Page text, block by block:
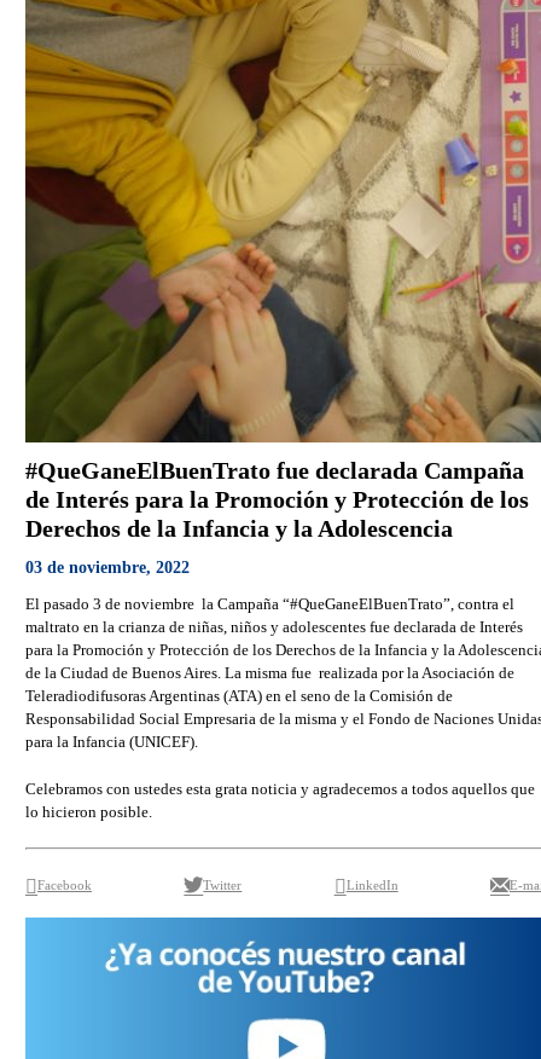
#QueGaneElBuenTrato fue declarada Campaña
de Interés para la Promoción y Protección de los
Derechos de la Infancia y la Adolescencia
03 de noviembre, 2022
El pasado 3 de noviembre la Campaña “#QueGaneElBuenTrato”, contra el
maltrato en la crianza de niñas, niños y adolescentes fue declarada de Interés
para la Promoción y Protección de los Derechos de la Infancia y la
de la Ciudad de Buenos Aires. La misma fue realizada por la Asociación de
Teleradiodifusoras Argentinas (ATA) en el seno de la Comisión de
Responsabilidad Social Empresaria de la misma y el Fondo de Naciones
para la Infancia (UNICEF).
Celebramos con ustedes esta grata noticia y agradecemos a todos aquellos que
lo hicieron posible.
Facebook Twitter LinkedIn E-